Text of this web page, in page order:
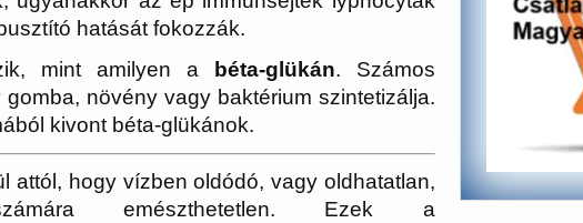
hatását fokozzák.
mint amilyen a béta-glükán. Számos
növény vagy baktérium szintetizálja.
kivont béta-glükánok.
attól, hogy vízben oldódó, vagy oldhatatlan,
emészthetetlen. Ezek a